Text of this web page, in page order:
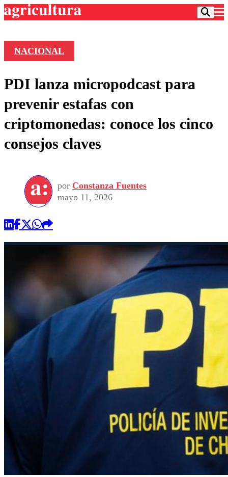
Frecuencias
Agricultura TV
Deportes
Colo Colo
Motor
Torneo Internacional
Torneo Nacional
Entretención
Noticias
Internacional
Nacional
Vida Social
Programas
Comercial
NACIONAL
PDI lanza micropodcast para
prevenir estafas con
criptomonedas: conoce los cinco
consejos claves
por Constanza Fuentes
mayo 11, 2026